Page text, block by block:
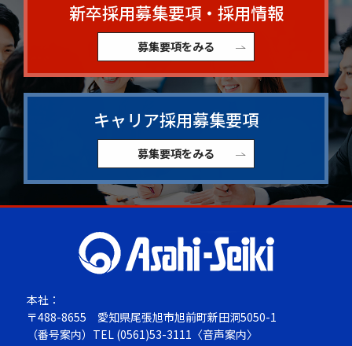
新卒採用募集要項・採用情報
募集要項をみる
キャリア採用募集要項
募集要項をみる
本社：
〒488-8655 愛知県尾張旭市旭前町新田洞5050-1
（番号案内）TEL (0561)53-3111 〈音声案内〉